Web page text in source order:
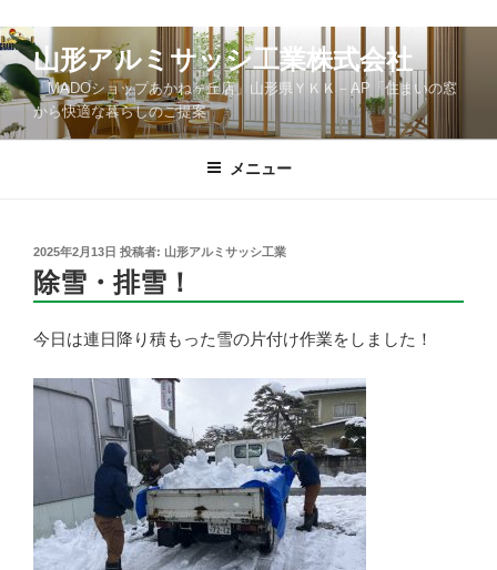
コ
ン
テ
ン
ツ
山形アルミサッシ工業株式会社
「MADOショップあかねヶ丘店」山形県ＹＫＫ－AP「住まいの窓
から快適な暮らしのご提案
メニュー
投
稿
日:
2025年2月13日 投稿者: 山形アルミサッシ工業
除雪・排雪！
今日は連日降り積もった雪の片付け作業をしました！